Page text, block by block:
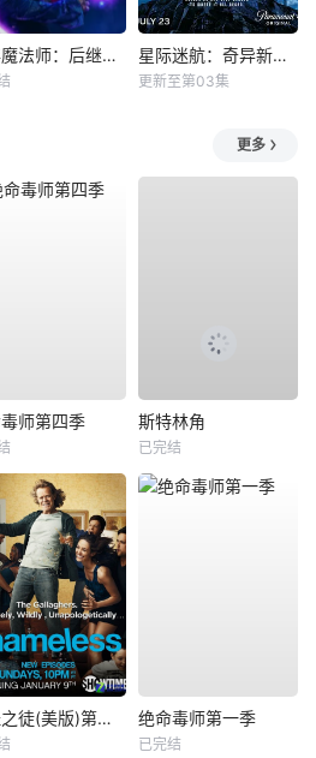
少年魔法师：后继者第三季 星际迷航：奇异新世界第四季
更新至第03集
更多
师第四季 斯特林角
已完结
无耻之徒(美版)第一季 绝命毒师第一季
已完结